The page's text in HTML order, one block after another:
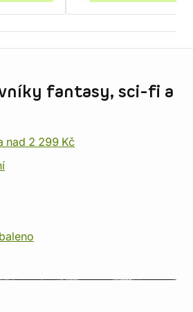
fantasy, sci-fi a
nad 2 299 Kč